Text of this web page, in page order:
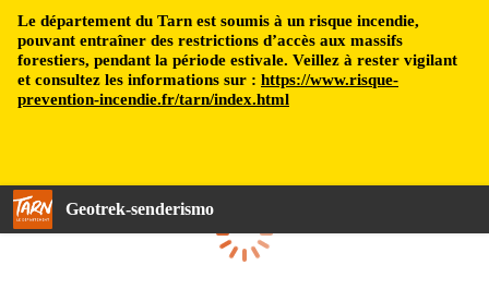
Le département du Tarn est soumis à un risque incendie,
pouvant entraîner des restrictions d’accès aux massifs
forestiers, pendant la période estivale. Veillez à rester vigilant
et consultez les informations sur : https://www.risque-
prevention-incendie.fr/tarn/index.html
Geotrek-senderismo
Cargando